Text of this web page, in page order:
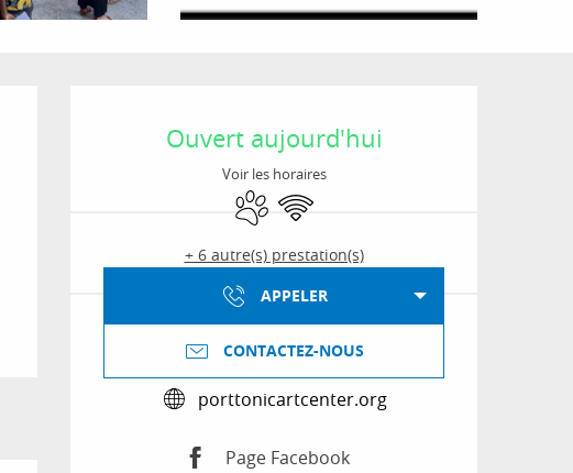
Ouverture et
Ouvert aujourd'hui
Voir les horaires
Animaux acceptés
WiFi
+ 6 autre(s) prestation(s)
APPELER
CONTACTEZ-NOUS
porttonicartcenter.org
Page Facebook